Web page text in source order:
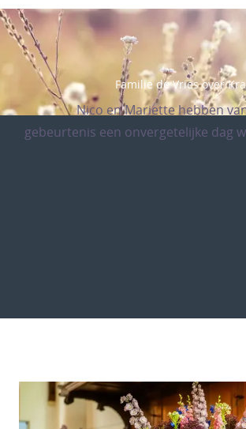
Familie de Vries over
Nico en Mariette hebben
gebeurtenis een onvergetelijke dag